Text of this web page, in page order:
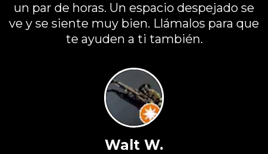
un par de horas. Un espacio despejado se
ve y se siente muy bien. Llámalos para que
te ayuden a ti también.
Walt W.